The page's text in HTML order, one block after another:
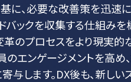
に、必要な改善策を迅速
バックを収集する仕組み
のプロセスをより現実的
のエンゲージメントを高
与します。DX後も、新し